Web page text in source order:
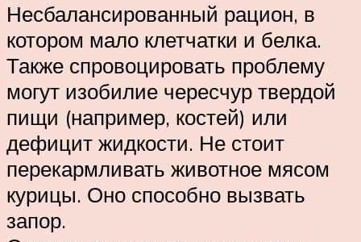
Несбалансированный рацион, в
котором мало клетчатки и белка.
Также спровоцировать проблему
могут изобилие чересчур твердой
пищи (например, костей) или
дефицит жидкости. Не стоит
перекармливать животное мясом
курицы. Оно способно вызвать
запор.